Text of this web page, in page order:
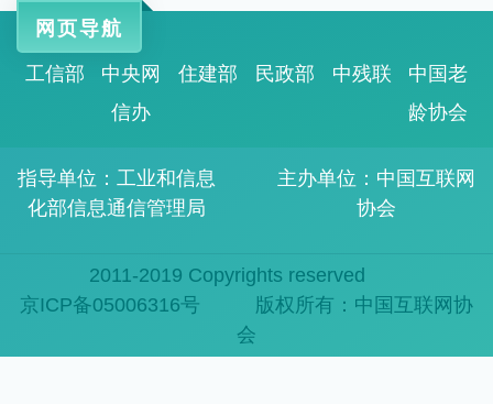
网页导航
工信部
中央网
信办
住建部 民政部 中残联
中国老
龄协会
指导单位：工业和信息
化部信息通信管理局
主办单位：中国互联网
协会
2011-2019 Copyrights reserved
京ICP备05006316号
版权所有：中国互联网协
会